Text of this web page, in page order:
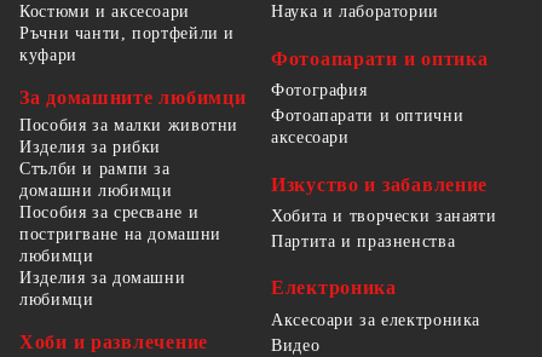
Костюми и аксесоари
Ръчни чанти, портфейли и
куфари
За домашните любимци
Пособия за малки животни
Изделия за рибки
Стълби и рампи за
домашни любимци
Пособия за сресване и
постригване на домашни
любимци
Изделия за домашни
любимци
Хоби и развлечение
Наука и лаборатории
Фотоапарати и оптика
Фотография
Фотоапарати и оптични
аксесоари
Изкуство и забавление
Хобита и творчески занаяти
Партита и празненства
Електроника
Аксесоари за електроника
Видео